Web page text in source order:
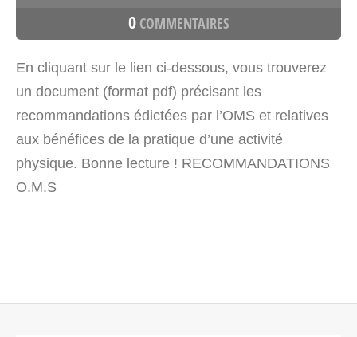
0 COMMENTAIRES
En cliquant sur le lien ci-dessous, vous trouverez
un document (format pdf) précisant les
recommandations édictées par l’OMS et relatives
aux bénéfices de la pratique d’une activité
physique. Bonne lecture ! RECOMMANDATIONS
O.M.S